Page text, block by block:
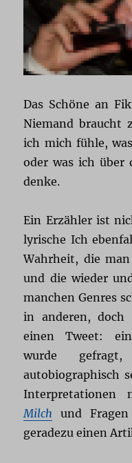
Das Schöne an
Niemand braucht
ich mich fühle,
oder was ich über
denke.
Ein Erzähler ist
lyrische Ich
Wahrheit, die
und die wieder
manchen Genres
in anderen, doch
einen Tweet:
wurde
autobiographisch
Interpretationen
Milch und
geradezu einen